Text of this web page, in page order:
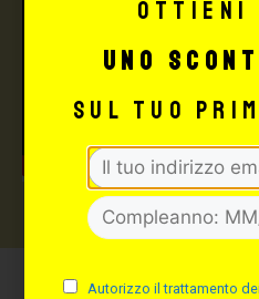
Ottieni
uno
sul tuo
Autorizzo il trattamento